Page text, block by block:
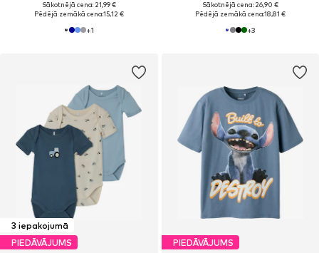
Sākotnējā cena: 21,99 €
Pēdējā zemākā cena:15,12 €
+1
Sākotnējā cena: 26,90 €
Pēdējā zemākā cena:18,81 €
+3
3 iepakojumā
PIEDĀVĀJUMS
PIEDĀVĀJUMS